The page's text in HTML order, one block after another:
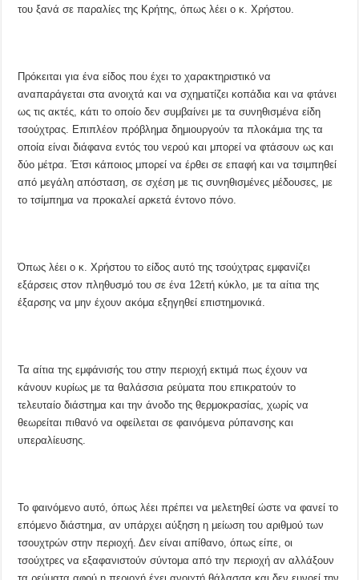
του ξανά σε παραλίες της Κρήτης, όπως λέει ο κ. Χρήστου.
Πρόκειται για ένα είδος που έχει το χαρακτηριστικό να
αναπαράγεται στα ανοιχτά και να σχηματίζει κοπάδια και να φτάνει
ως τις ακτές, κάτι το οποίο δεν συμβαίνει με τα συνηθισμένα είδη
τσούχτρας. Επιπλέον πρόβλημα δημιουργούν τα πλοκάμια της τα
οποία είναι διάφανα εντός του νερού και μπορεί να φτάσουν ως και
δύο μέτρα. Έτσι κάποιος μπορεί να έρθει σε επαφή και να τσιμπηθεί
από μεγάλη απόσταση, σε σχέση με τις συνηθισμένες μέδουσες, με
το τσίμπημα να προκαλεί αρκετά έντονο πόνο.
Όπως λέει ο κ. Χρήστου το είδος αυτό της τσούχτρας εμφανίζει
εξάρσεις στον πληθυσμό του σε ένα 12ετή κύκλο, με τα αίτια της
έξαρσης να μην έχουν ακόμα εξηγηθεί επιστημονικά.
Τα αίτια της εμφάνισής του στην περιοχή εκτιμά πως έχουν να
κάνουν κυρίως με τα θαλάσσια ρεύματα που επικρατούν το
τελευταίο διάστημα και την άνοδο της θερμοκρασίας, χωρίς να
θεωρείται πιθανό να οφείλεται σε φαινόμενα ρύπανσης και
υπεραλίευσης.
Το φαινόμενο αυτό, όπως λέει πρέπει να μελετηθεί ώστε να φανεί το
επόμενο διάστημα, αν υπάρχει αύξηση η μείωση του αριθμού των
τσουχτρών στην περιοχή. Δεν είναι απίθανο, όπως είπε, οι
τσούχτρες να εξαφανιστούν σύντομα από την περιοχή αν αλλάξουν